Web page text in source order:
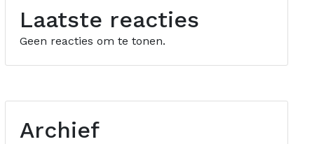
Laatste reacties
Geen reacties om te tonen.
Archief